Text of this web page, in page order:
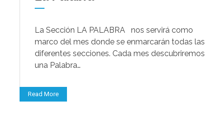
La Sección LA PALABRA nos servirá como
marco del mes donde se enmarcarán todas las
diferentes secciones. Cada mes descubriremos
una Palabra…
Read More